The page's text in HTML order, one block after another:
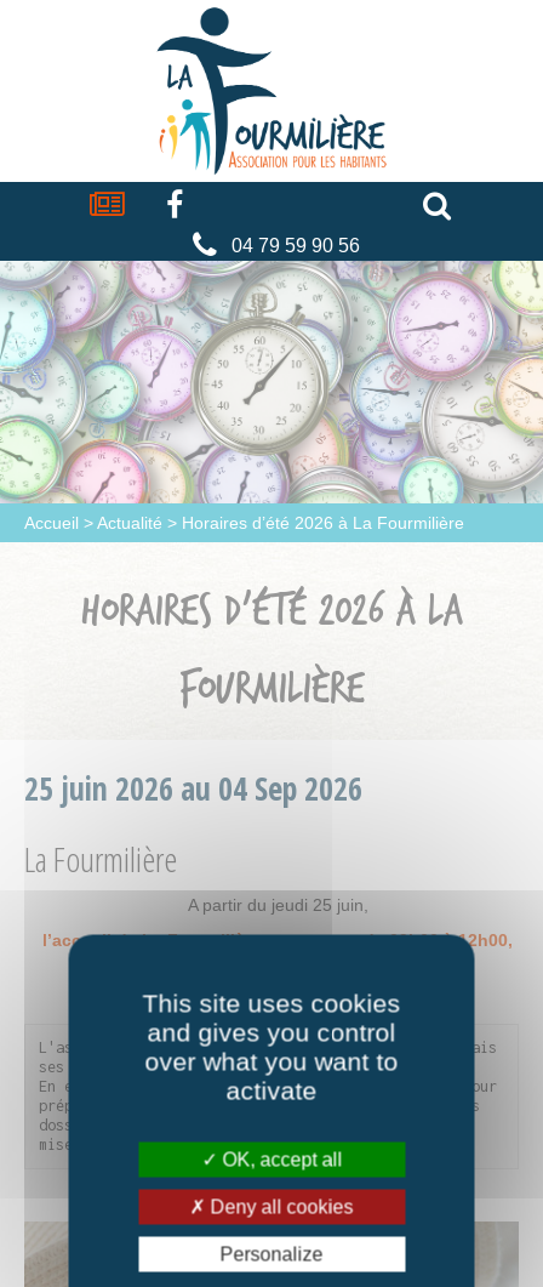
La
fourmilière
Actualités Facebook
04 79 59 90 56
Accueil >Actualité > Horaires d’été 2026 à La Fourmilière
HORAIRES D’ÉTÉ 2026 À LA
FOURMILIÈRE
25 juin 2026 au 04 Sep 2026
La Fourmilière
A partir du jeudi 25 juin,
l’accueil de La Fourmilière sera ouvert de 09h00 à 12h00,
jusqu’au 04 septembre inclus.
L'association est fermée les après-midi au public mais
ses salariés sont toujours sur le pont.
En effet, toute l'équipe profite de cette période pour
préparer les futures activités et travailler sur des
dossiers de fonds (appels à projet, bilans divers,
mises à jour, commissions...).
Cookies management panel
This site uses cookies
and gives you control
over what you want to
activate
OK, accept all
Deny all cookies
Personalize